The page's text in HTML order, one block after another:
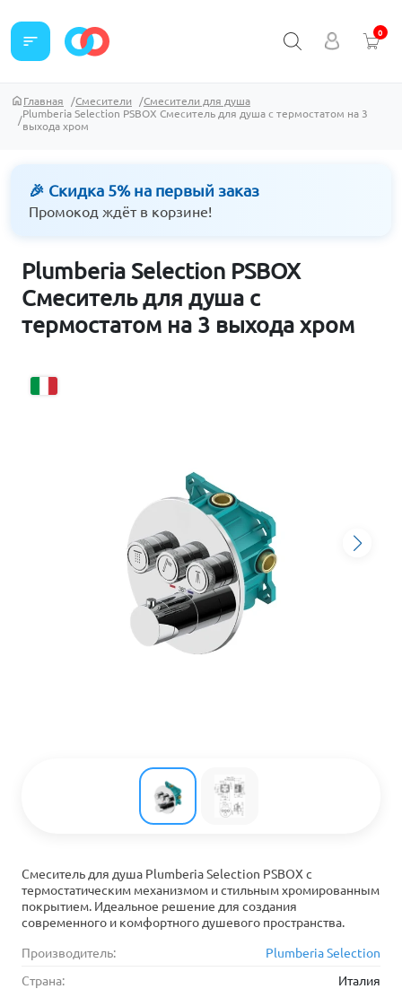
sort 0
Главная Смесители
Смесители для душа
Plumberia Selection PSBOX Смеситель для душа с термостатом на 3
выхода хром
🎉 Скидка 5% на первый заказ
Промокод ждёт в корзине!
Plumberia Selection PSBOX
Смеситель для душа с
термостатом на 3 выхода хром
Смеситель для душа Plumberia Selection PSBOX с
термостатическим механизмом и стильным хромированным
покрытием. Идеальное решение для создания
современного и комфортного душевого пространства.
Производитель:
Plumberia Selection
Страна:
Италия